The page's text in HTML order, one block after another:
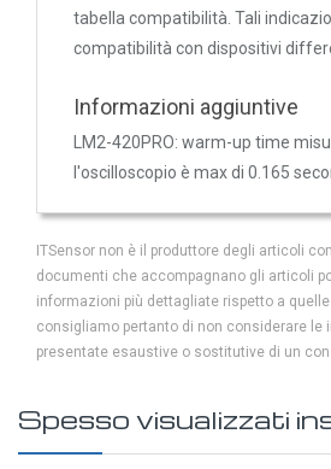
tabella compatibilità. Tali
compatibilità con dispositivi
Informazioni aggiuntive
LM2-420PRO: warm-up time
l'oscilloscopio è max di 0.165
ITSensor non è il produttore degli articoli
documenti che accompagnano gli articoli
informazioni più dettagliate rispetto a
consigliamo pertanto di non considerare le
presentate esaustive o sostitutive di un
Spesso visualizzati
Sensori di movimento
Sensori di luminosità movimento e
temperatura
Solarimetri e Piranometri
IOT
Dispositivi LoRaWAN
Sensori LoRaWAN
Contatori e Convertitori LoRaWAN
Dispositivi Narrow Band
Modem NB-IoT